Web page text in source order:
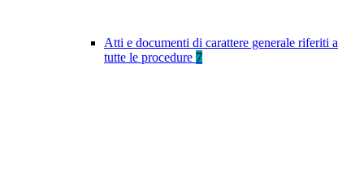
Atti e documenti di carattere generale riferiti a
tutte le procedure 7